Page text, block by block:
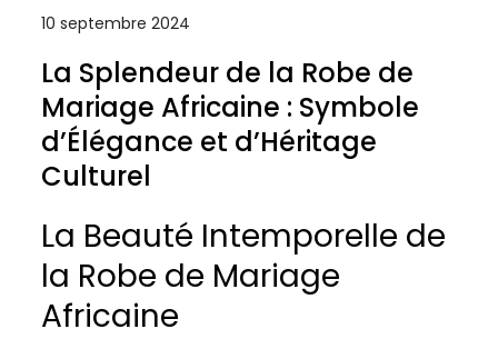
10 septembre 2024
La Splendeur de la Robe de
Mariage Africaine : Symbole
d’Élégance et d’Héritage
Culturel
La Beauté Intemporelle de
la Robe de Mariage
Africaine